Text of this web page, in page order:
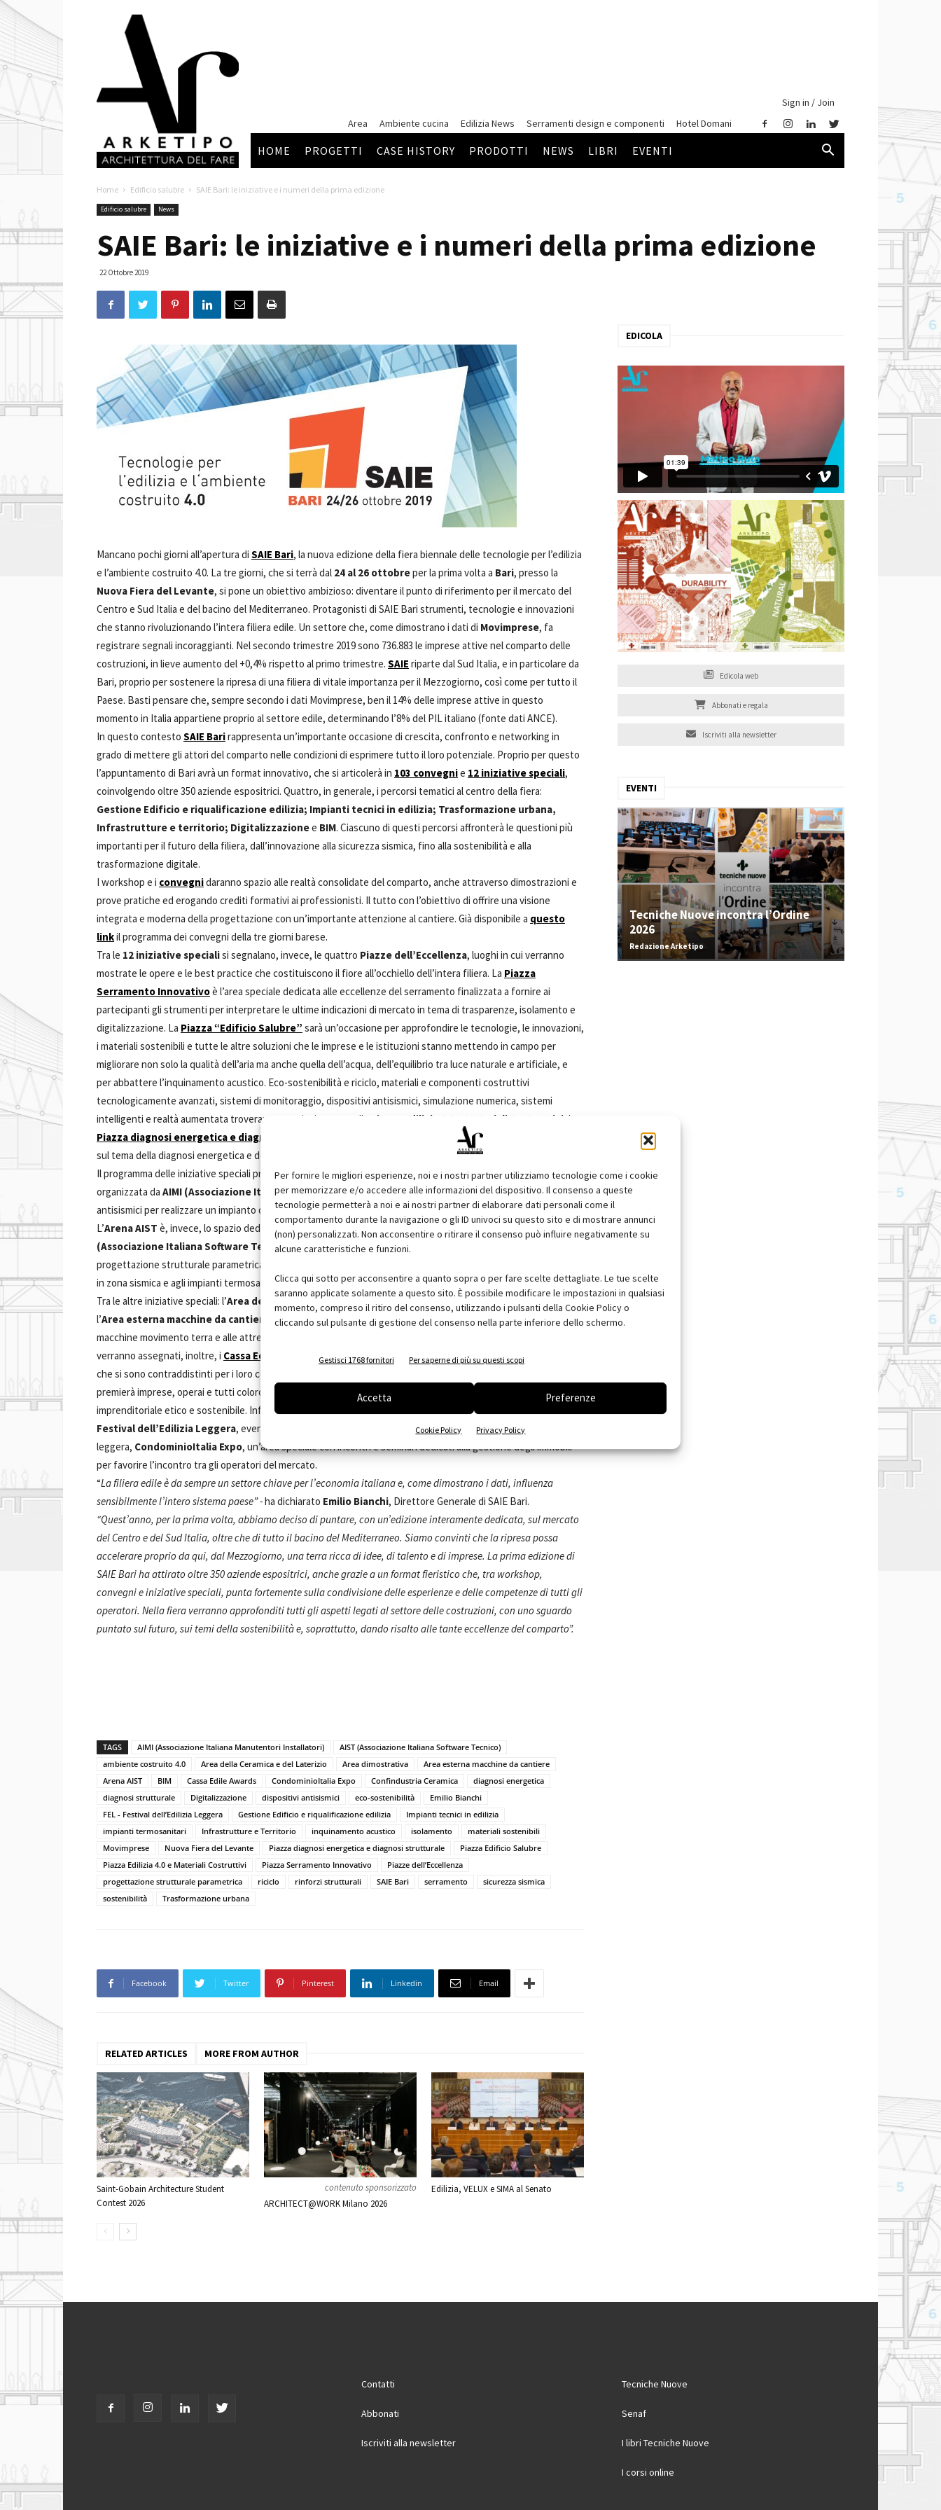
Per fornire le migliori esperienze, noi e i nostri partner utilizziamo tecnologie come i cookie
per memorizzare e/o accedere alle informazioni del dispositivo. Il consenso a queste
tecnologie permetterà a noi e ai nostri partner di elaborare dati personali come il
comportamento durante la navigazione o gli ID univoci su questo sito e di mostrare annunci
(non) personalizzati. Non acconsentire o ritirare il consenso può influire negativamente su
alcune caratteristiche e funzioni.
Clicca qui sotto per acconsentire a quanto sopra o per fare scelte dettagliate. Le tue scelte
saranno applicate solamente a questo sito. È possibile modificare le impostazioni in qualsiasi
momento, compreso il ritiro del consenso, utilizzando i pulsanti della Cookie Policy o
cliccando sul pulsante di gestione del consenso nella parte inferiore dello schermo.
Gestisci 1768 fornitori Per saperne di più su questi scopi
Accetta Preferenze
Cookie Policy Privacy Policy
Arketipo
Sign in / Join
Area
Ambiente cucina Edilizia News Serramenti design e componenti Hotel Domani
HOME PROGETTI CASE HISTORY PRODOTTI NEWS LIBRI EVENTI
Home Edificio salubre SAIE Bari: le iniziative e i numeri della prima edizione
Edificio salubre News
SAIE Bari: le iniziative e i numeri della prima edizione
22 Ottobre 2019
Mancano pochi giorni all’apertura di SAIE Bari, la nuova edizione della fiera biennale delle tecnologie per l’edilizia
e l’ambiente costruito 4.0. La tre giorni, che si terrà dal 24 al 26 ottobreper la prima volta a Bari, presso la
Nuova Fiera del Levante, si pone un obiettivo ambizioso: diventare il punto di riferimento per il mercato del
Centro e Sud Italia e del bacino del Mediterraneo. Protagonisti di SAIE Bari strumenti, tecnologie e innovazioni
che stanno rivoluzionando l’intera filiera edile. Un settore che, come dimostrano i dati di Movimprese, fa
registrare segnali incoraggianti. Nel secondo trimestre 2019 sono 736.883 le imprese attive nel comparto delle
costruzioni, in lieve aumento del +0,4% rispetto al primo trimestre. SAIE riparte dal Sud Italia, e in particolare da
Bari, proprio per sostenere la ripresa di una filiera di vitale importanza per il Mezzogiorno, così come per tutto il
Paese. Basti pensare che, sempre secondo i dati Movimprese, ben il 14% delle imprese attive in questo
momento in Italia appartiene proprio al settore edile, determinando l’8% del PIL italiano (fonte dati ANCE).
In questo contesto SAIE Barirappresenta un’importante occasione di crescita, confronto e networking in
grado di mettere gli attori del comparto nelle condizioni di esprimere tutto il loro potenziale. Proprio per questo
l’appuntamento di Bari avrà un format innovativo, che si articolerà in 103 convegnie 12 iniziative speciali,
coinvolgendo oltre 350 aziende espositrici. Quattro, in generale, i percorsi tematici al centro della fiera:
Gestione Edificio e riqualificazione edilizia; Impianti tecnici in edilizia; Trasformazione urbana,
Infrastrutture e territorio; Digitalizzazionee BIM. Ciascuno di questi percorsi affronterà le questioni più
importanti per il futuro della filiera, dall’innovazione alla sicurezza sismica, fino alla sostenibilità e alla
trasformazione digitale.
I workshop e i convegnidaranno spazio alle realtà consolidate del comparto, anche attraverso dimostrazioni e
prove pratiche ed erogando crediti formativi ai professionisti. Il tutto con l’obiettivo di offrire una visione
integrata e moderna della progettazione con un’importante attenzione al cantiere. Già disponibile a questo
linkil programma dei convegni della tre giorni barese.
Tra le 12 iniziative specialisi segnalano, invece, le quattro Piazze dell’Eccellenza, luoghi in cui verranno
mostrate le opere e le best practice che costituiscono il fiore all’occhiello dell’intera filiera. La Piazza
Serramento Innovativoè l’area speciale dedicata alle eccellenze del serramento finalizzata a fornire ai
partecipanti gli strumenti per interpretare le ultime indicazioni di mercato in tema di trasparenze, isolamento e
digitalizzazione. La Piazza “Edificio Salubre” sarà un’occasione per approfondire le tecnologie, le innovazioni,
i materiali sostenibili e tutte le altre soluzioni che le imprese e le istituzioni stanno mettendo in campo per
migliorare non solo la qualità dell’aria ma anche quella dell’acqua, dell’equilibrio tra luce naturale e artificiale, e
per abbattere l’inquinamento acustico. Eco-sostenibilità e riciclo, materiali e componenti costruttivi
tecnologicamente avanzati, sistemi di monitoraggio, dispositivi antisismici, simulazione numerica, sistemi
intelligenti e realtà aumentata troveranno spazio, invece, nella
Piazza Edilizia 4.0 e Materiali Costruttivi . La
Piazza diagnosi energetica e diagnosi strutturale
propone, infine, ai visitatori una serie di laboratori pratici
sul tema della diagnosi energetica e della diagnosi strutturale.
Il programma delle iniziative speciali prosegue poi con altri appuntamenti tra cui l’Area dimostrativa
organizzata da AIMI (Associazione Italiana Manutentori Installatori)in cui verranno presentati i prodotti
antisismici per realizzare un impianto di adduzione gas sicuro e le soluzioni idonee in caso di movimenti tellurici.
L’Arena AIST è, invece, lo spazio dedicato a convegni, workshop e momenti formativi organizzato daAIST
(Associazione Italiana Software Tecnico). Al centro dell’arena una serie di temi: dai rinforzi strutturali alla
progettazione strutturale parametrica, fino all’analisi strutturale e tecniche di intervento su edifici in muratura
in zona sismica e agli impianti termosanitari.
Tra le altre iniziative speciali: l’Area della Ceramica e del Laterizio, promossa da Confindustria Ceramicae
l’Area esterna macchine da cantiere
, un’area espositiva esterna riservata alle piattaforme aeree, alle
macchine movimento terra e alle attrezzature da cantiere. Per incentivare il comparto e premiare le eccellenze,
verranno assegnati, inoltre, i Cassa Edile Awards
, una serie di premi dedicati ai protagonisti del settore edile
che si sono contraddistinti per i loro comportamenti virtuosi. SAIE Bari ospiterà dunque una serata di gala che
premierà imprese, operai e tutti coloro che quotidianamente contribuiscono allo sviluppo di un sistema
imprenditoriale etico e sostenibile. Infine in contemporanea a SAIE Bari ricordiamo che si svolgeranno:
Festival dell’Edilizia Leggera, evento itinerante dedicato al settore professionale del colore e dell’edilizia
leggera, CondominioItalia Expo, un’area speciale con incontri e seminari dedicati alla gestione degli immobili
per favorire l’incontro tra gli operatori del mercato.
“La filiera edile è da sempre un settore chiave per l’economia italiana e, come dimostrano i dati, influenza
sensibilmente l’intero sistema paese” -ha dichiarato Emilio Bianchi, Direttore Generale di SAIE Bari.
“Quest’anno, per la prima volta, abbiamo deciso di puntare, con un’edizione interamente dedicata, sul mercato
del Centro e del Sud Italia, oltre che di tutto il bacino del Mediterraneo. Siamo convinti che la ripresa possa
accelerare proprio da qui, dal Mezzogiorno, una terra ricca di idee, di talento e di imprese. La prima edizione di
SAIE Bari ha attirato oltre 350 aziende espositrici, anche grazie a un format fieristico che, tra workshop,
convegni e iniziative speciali, punta fortemente sulla condivisione delle esperienze e delle competenze di tutti gli
operatori. Nella fiera verranno approfonditi tutti gli aspetti legati al settore delle costruzioni, con uno sguardo
puntato sul futuro, sui temi della sostenibilità e, soprattutto, dando risalto alle tante eccellenze del comparto”.
TAGS AIMI (Associazione Italiana Manutentori Installatori)
AIST (Associazione Italiana Software Tecnico)
ambiente costruito 4.0
Area della Ceramica e del Laterizio Area dimostrativa
Area esterna macchine da cantiere
Arena AIST
BIM Cassa Edile Awards CondominioItalia Expo Confindustria Ceramica
diagnosi energetica
diagnosi strutturale
Digitalizzazione dispositivi antisismici eco-sostenibilità
Emilio Bianchi
FEL - Festival dell’Edilizia Leggera
Gestione Edificio e riqualificazione edilizia
Impianti tecnici in edilizia
impianti termosanitari
Infrastrutture e Territorio inquinamento acustico isolamento
materiali sostenibili
Movimprese
Nuova Fiera del Levante Piazza diagnosi energetica e diagnosi strutturale
Piazza Edificio Salubre
Piazza Edilizia 4.0 e Materiali Costruttivi
Piazza Serramento Innovativo
Piazze dell’Eccellenza
progettazione strutturale parametrica
riciclo rinforzi strutturali SAIE Bari serramento
sicurezza sismica
sostenibilità
Trasformazione urbana
Facebook Twitter Pinterest Linkedin Email
RELATED ARTICLES MORE FROM AUTHOR
Saint-Gobain Architecture Student
Contest 2026
contenuto sponsorizzato
ARCHITECT@WORK Milano 2026
Edilizia, VELUX e SIMA al Senato
EDICOLA
Edicola web
Abbonati e regala
Iscriviti alla newsletter
EVENTI
Tecniche Nuove incontra l’Ordine
2026
Redazione Arketipo
Contatti
Abbonati
Iscriviti alla newsletter
Tecniche Nuove
Senaf
I libri Tecniche Nuove
I corsi online